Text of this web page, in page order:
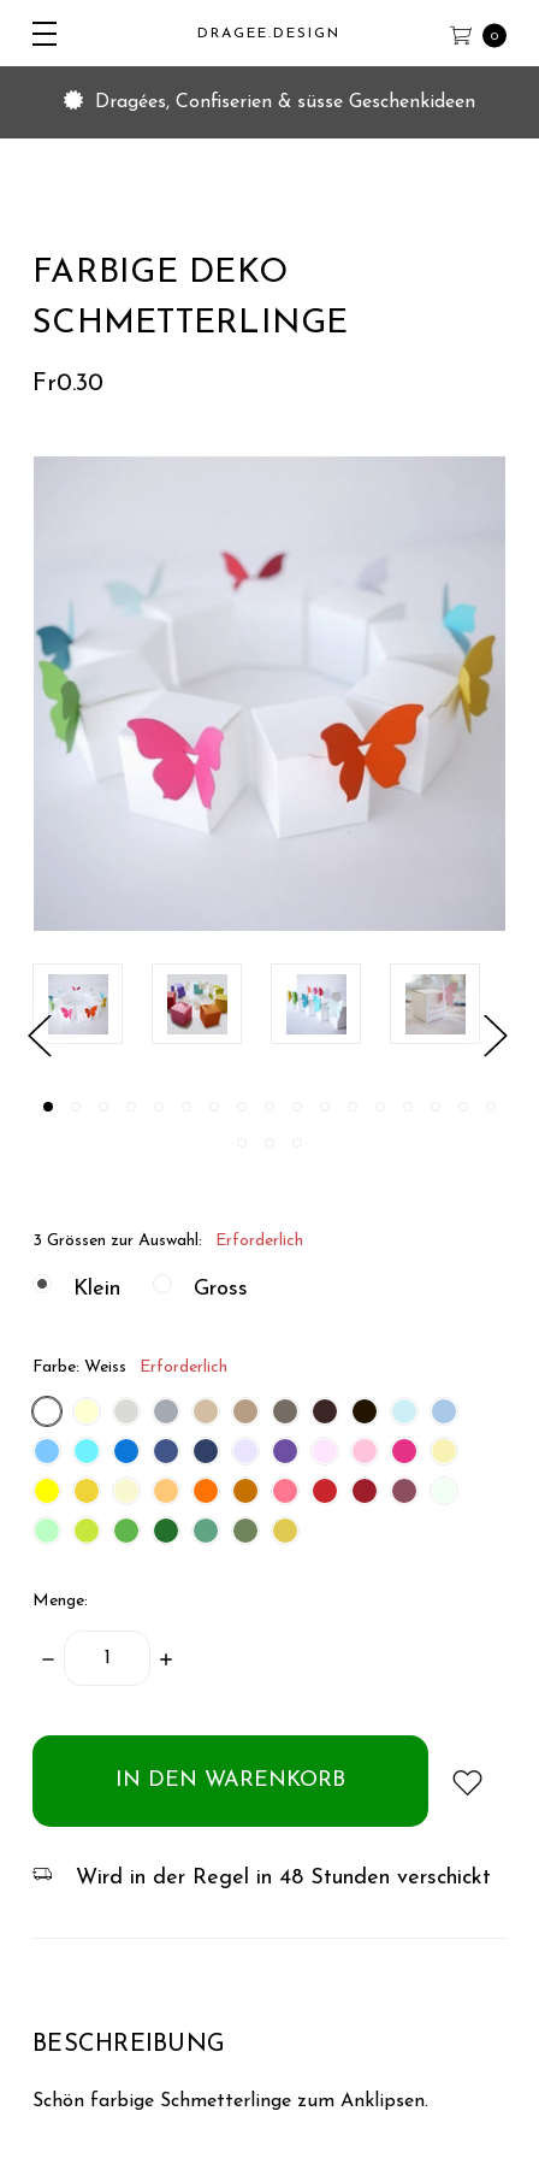
0
DRAGEE.DESIGN
Dragées, Confiserien & süsse Geschenkideen
FARBIGE DEKO
SCHMETTERLINGE
Fr0.30
3 Grössen zur Auswahl: Erforderlich
Klein Gross
Farbe: Weiss Erforderlich
Menge:
MENGE
MENGE
Artikel
Wird in der Regel in 48 Stunden verschickt
BESCHREIBUNG
Schön farbige Schmetterlinge zum Anklipsen.